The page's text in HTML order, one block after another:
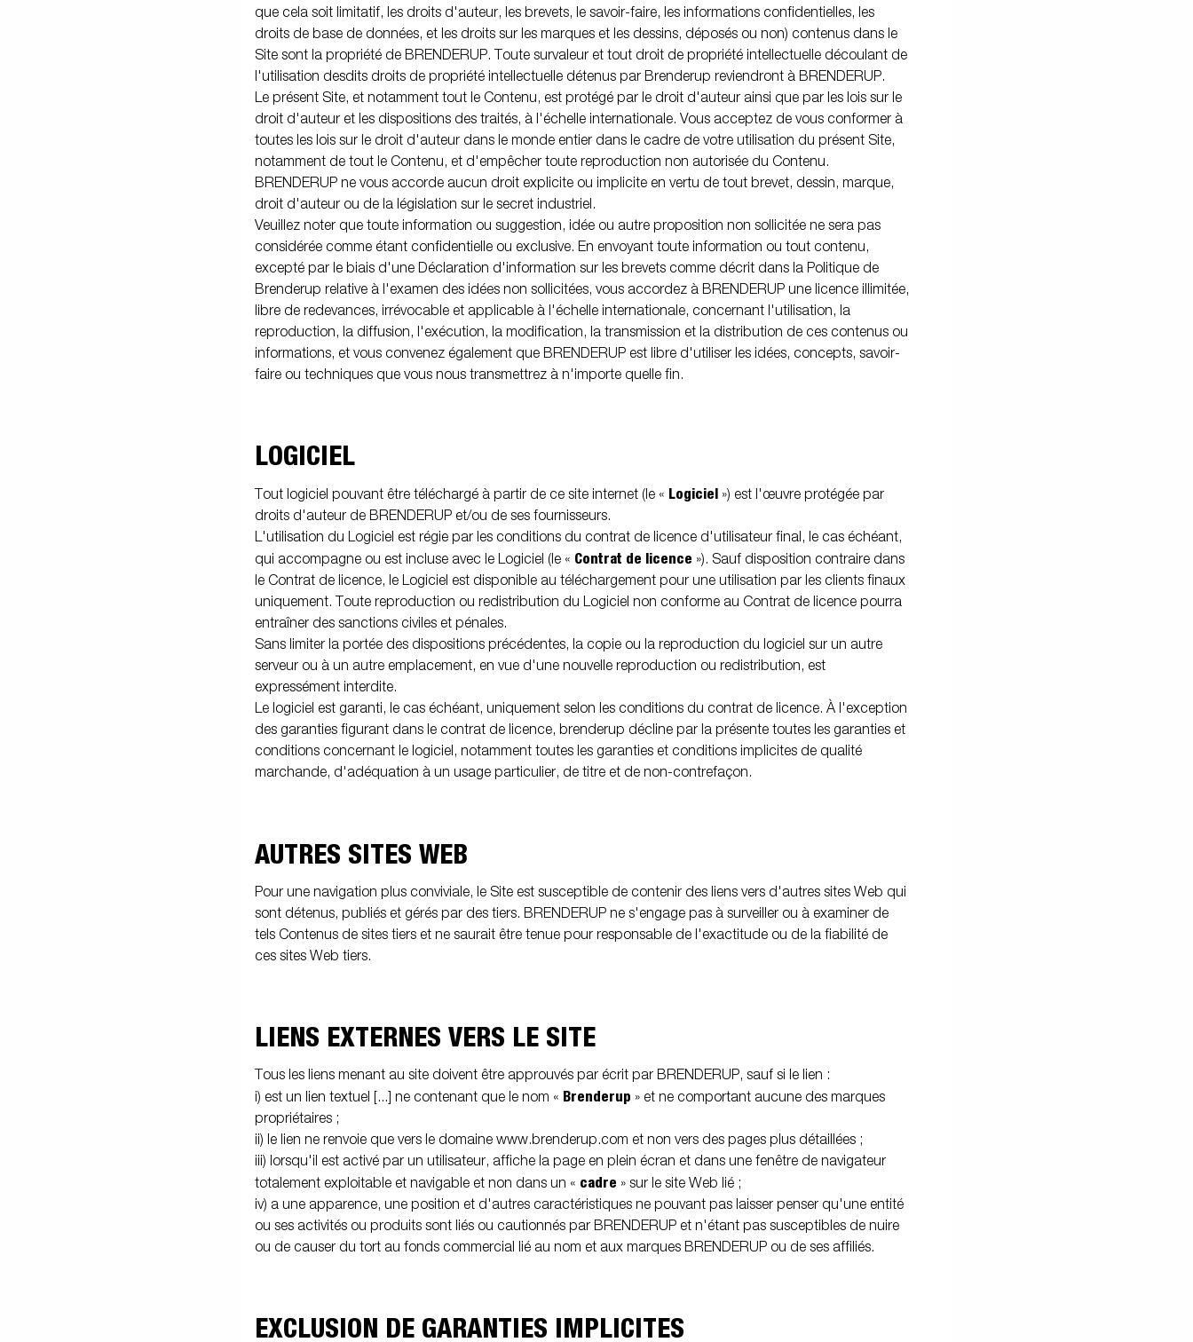
que cela soit limitatif, les droits d'auteur, les brevets, le savoir-faire, les informations confidentielles, les
droits de base de données, et les droits sur les marques et les dessins, déposés ou non) contenus dans le
Site sont la propriété de BRENDERUP. Toute survaleur et tout droit de propriété intellectuelle découlant de
l'utilisation desdits droits de propriété intellectuelle détenus par Brenderup reviendront à BRENDERUP.
Le présent Site, et notamment tout le Contenu, est protégé par le droit d'auteur ainsi que par les lois sur le
droit d'auteur et les dispositions des traités, à l'échelle internationale. Vous acceptez de vous conformer à
toutes les lois sur le droit d'auteur dans le monde entier dans le cadre de votre utilisation du présent Site,
notamment de tout le Contenu, et d'empêcher toute reproduction non autorisée du Contenu.
BRENDERUP ne vous accorde aucun droit explicite ou implicite en vertu de tout brevet, dessin, marque,
droit d'auteur ou de la législation sur le secret industriel.
Veuillez noter que toute information ou suggestion, idée ou autre proposition non sollicitée ne sera pas
considérée comme étant confidentielle ou exclusive. En envoyant toute information ou tout contenu,
excepté par le biais d'une Déclaration d'information sur les brevets comme décrit dans la Politique de
Brenderup relative à l'examen des idées non sollicitées, vous accordez à BRENDERUP une licence illimitée,
libre de redevances, irrévocable et applicable à l'échelle internationale, concernant l'utilisation, la
reproduction, la diffusion, l'exécution, la modification, la transmission et la distribution de ces contenus ou
informations, et vous convenez également que BRENDERUP est libre d'utiliser les idées, concepts, savoir-
faire ou techniques que vous nous transmettrez à n'importe quelle fin.
LOGICIEL
Tout logiciel pouvant être téléchargé à partir de ce site internet (le « Logiciel ») est l'œuvre protégée par
droits d'auteur de BRENDERUP et/ou de ses fournisseurs.
L'utilisation du Logiciel est régie par les conditions du contrat de licence d'utilisateur final, le cas échéant,
qui accompagne ou est incluse avec le Logiciel (le « Contrat de licence »). Sauf disposition contraire dans
le Contrat de licence, le Logiciel est disponible au téléchargement pour une utilisation par les clients finaux
uniquement. Toute reproduction ou redistribution du Logiciel non conforme au Contrat de licence pourra
entraîner des sanctions civiles et pénales.
Sans limiter la portée des dispositions précédentes, la copie ou la reproduction du logiciel sur un autre
serveur ou à un autre emplacement, en vue d'une nouvelle reproduction ou redistribution, est
expressément interdite.
Le logiciel est garanti, le cas échéant, uniquement selon les conditions du contrat de licence. À l'exception
des garanties figurant dans le contrat de licence, brenderup décline par la présente toutes les garanties et
conditions concernant le logiciel, notamment toutes les garanties et conditions implicites de qualité
marchande, d'adéquation à un usage particulier, de titre et de non-contrefaçon.
AUTRES SITES WEB
Pour une navigation plus conviviale, le Site est susceptible de contenir des liens vers d'autres sites Web qui
sont détenus, publiés et gérés par des tiers. BRENDERUP ne s'engage pas à surveiller ou à examiner de
tels Contenus de sites tiers et ne saurait être tenue pour responsable de l'exactitude ou de la fiabilité de
ces sites Web tiers.
LIENS EXTERNES VERS LE SITE
Tous les liens menant au site doivent être approuvés par écrit par BRENDERUP, sauf si le lien :
i) est un lien textuel [...] ne contenant que le nom « Brenderup » et ne comportant aucune des marques
propriétaires ;
ii) le lien ne renvoie que vers le domaine www.brenderup.com et non vers des pages plus détaillées ;
iii) lorsqu'il est activé par un utilisateur, affiche la page en plein écran et dans une fenêtre de navigateur
totalement exploitable et navigable et non dans un « cadre » sur le site Web lié ;
iv) a une apparence, une position et d'autres caractéristiques ne pouvant pas laisser penser qu'une entité
ou ses activités ou produits sont liés ou cautionnés par BRENDERUP et n'étant pas susceptibles de nuire
ou de causer du tort au fonds commercial lié au nom et aux marques BRENDERUP ou de ses affiliés.
EXCLUSION DE GARANTIES IMPLICITES